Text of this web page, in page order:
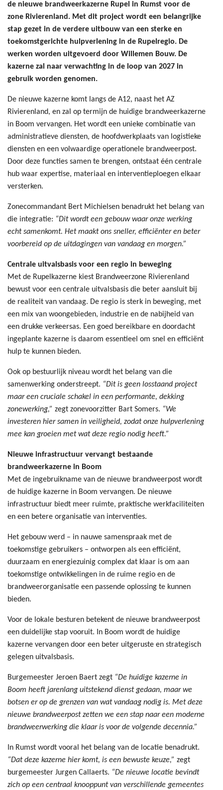
de nieuwe brandweerkazerne Rupel in Rumst voor de
zone Rivierenland. Met dit project wordt een belangrijke
stap gezet in de verdere uitbouw van een sterke en
toekomstgerichte hulpverlening in de Rupelregio. De
werken worden uitgevoerd door Willemen Bouw. De
kazerne zal naar verwachting in de loop van 2027 in
gebruik worden genomen.
De nieuwe kazerne komt langs de A12, naast het AZ
Rivierenland, en zal op termijn de huidige brandweerkazerne
in Boom vervangen. Het wordt een unieke combinatie van
administratieve diensten, de hoofdwerkplaats van logistieke
diensten en een volwaardige operationele brandweerpost.
Door deze functies samen te brengen, ontstaat één centrale
hub waar expertise, materiaal en interventieploegen elkaar
versterken.
Zonecommandant Bert Michielsen benadrukt het belang van
die integratie: “Dit wordt een gebouw waar onze werking
echt samenkomt. Het maakt ons sneller, efficiënter en beter
voorbereid op de uitdagingen van vandaag en morgen.”
Centrale uitvalsbasis voor een regio in beweging
Met de Rupelkazerne kiest Brandweerzone Rivierenland
bewust voor een centrale uitvalsbasis die beter aansluit bij
de realiteit van vandaag. De regio is sterk in beweging, met
een mix van woongebieden, industrie en de nabijheid van
een drukke verkeersas. Een goed bereikbare en doordacht
ingeplante kazerne is daarom essentieel om snel en efficiënt
hulp te kunnen bieden.
Ook op bestuurlijk niveau wordt het belang van die
samenwerking onderstreept. “Dit is geen losstaand project
maar een cruciale schakel in een performante, dekking
zonewerking,” zegt zonevoorzitter Bart Somers. “We
investeren hier samen in veiligheid, zodat onze hulpverlening
mee kan groeien met wat deze regio nodig heeft.”
Nieuwe infrastructuur vervangt bestaande
brandweerkazerne in Boom
Met de ingebruikname van de nieuwe brandweerpost wordt
de huidige kazerne in Boom vervangen. De nieuwe
infrastructuur biedt meer ruimte, praktische werkfaciliteiten
en een betere organisatie van interventies.
Het gebouw werd – in nauwe samenspraak met de
toekomstige gebruikers – ontworpen als een efficiënt,
duurzaam en energiezuinig complex dat klaar is om aan
toekomstige ontwikkelingen in de ruime regio en de
brandweerorganisatie een passende oplossing te kunnen
bieden.
Voor de lokale besturen betekent de nieuwe brandweerpost
een duidelijke stap vooruit. In Boom wordt de huidige
kazerne vervangen door een beter uitgeruste en strategisch
gelegen uitvalsbasis.
Burgemeester Jeroen Baert zegt “De huidige kazerne in
Boom heeft jarenlang uitstekend dienst gedaan, maar we
botsen er op de grenzen van wat vandaag nodig is. Met deze
nieuwe brandweerpost zetten we een stap naar een moderne
brandweerwerking die klaar is voor de volgende decennia.”
In Rumst wordt vooral het belang van de locatie benadrukt.
“Dat deze kazerne hier komt, is een bewuste keuze,” zegt
burgemeester Jurgen Callaerts. “De nieuwe locatie bevindt
zich op een centraal knooppunt van verschillende gemeentes